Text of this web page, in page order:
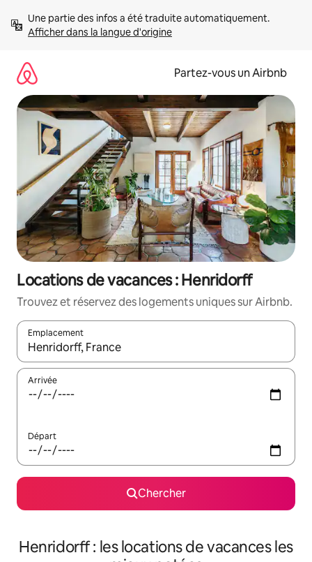
directement
Afficher dans la langue d'origine
Partez-vous un Airbnb
Locations de vacances : Henridorff
Trouvez et réservez des logements uniques sur Airbnb.
Emplacement
Quand les résultats sont affichés, parcourez-les en utilisant
Arrivée
Départ
Chercher
Henridorff : les locations de vacances les